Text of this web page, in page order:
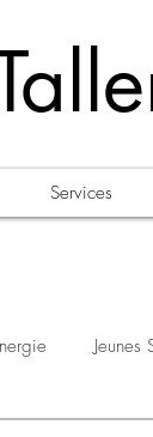
Services
Jeunes